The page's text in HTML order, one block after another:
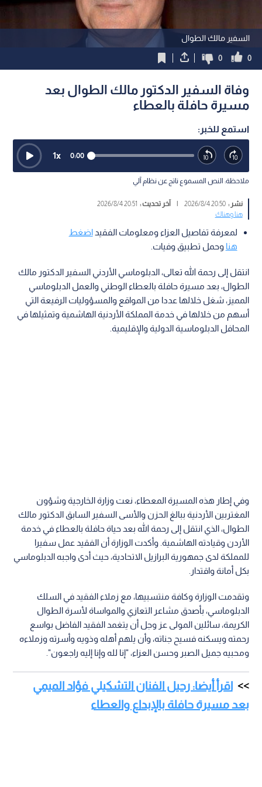
السفير مالك الطوال
0
0
وفاة السفير الدكتور مالك الطوال بعد
مسيرة حافلة بالعطاء
استمع للخبر:
0:00
1x
ملاحظة: النص المسموع ناتج عن نظام آلي
نشر :20:50 2026/8/4
| آخر تحديث : 20:51 2026/8/4
هنا وهناك
لمعرفة تفاصيل العزاء ومعلومات الفقيداضغط
هنا وحمل تطبيق وفيات.
انتقل إلى رحمة الله تعالى، الدبلوماسي الأردني السفير الدكتور مالك
الطوال، بعد مسيرة حافلة بالعطاء الوطني والعمل الدبلوماسي
المميز، شغل خلالها عددا من المواقع والمسؤوليات الرفيعة التي
أسهم من خلالها في خدمة المملكة الأردنية الهاشمية وتمثيلها في
المحافل الدبلوماسية الدولية والإقليمية.
وفي إطار هذه المسيرة المعطاء، نعت وزارة الخارجية وشؤون
المغتربين الأردنية ببالغ الحزن والأسى السفير السابق الدكتور مالك
الطوال، الذي انتقل إلى رحمة الله بعد حياة حافلة بالعطاء في خدمة
الأردن وقيادته الهاشمية. وأكدت الوزارة أن الفقيد عمل سفيرا
للمملكة لدى جمهورية البرازيل الاتحادية، حيث أدى واجبه الدبلوماسي
بكل أمانة واقتدار.
وتقدمت الوزارة وكافة منتسبيها، مع زملاء الفقيد في السلك
الدبلوماسي، بأصدق مشاعر التعازي والمواساة لأسرة الطوال
الكريمة، سائلين المولى عز وجل أن يتغمد الفقيد الفاضل بواسع
رحمته ويسكنه فسيح جناته، وأن يلهم أهله وذويه وأسرته وزملاءه
ومحبيه جميل الصبر وحسن العزاء، "إنا لله وإنا إليه راجعون".
اقرأ أيضا: رحيل الفنان التشكيلي فؤاد الميمي
بعد مسيرة حافلة بالإبداع والعطاء